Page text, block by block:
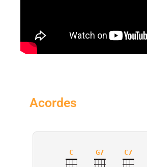
Acordes
C G7 C7